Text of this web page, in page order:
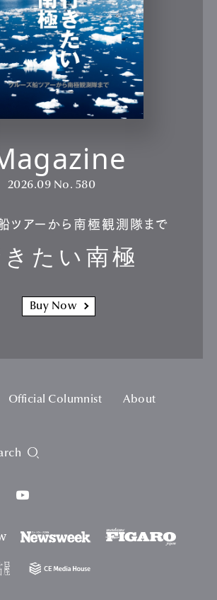
2026.09 No. 580
ツアーから南極観測隊まで
たい南極
Buy Now
Official Columnist
About